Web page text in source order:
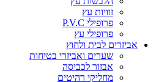
זוויות עץ
פרופילי P.V.C
פרופילי עץ
אביזרים לבית ולחוץ
שערים ואביזרי בטיחות
אבזור לכביסה
מחליקי רהיטים